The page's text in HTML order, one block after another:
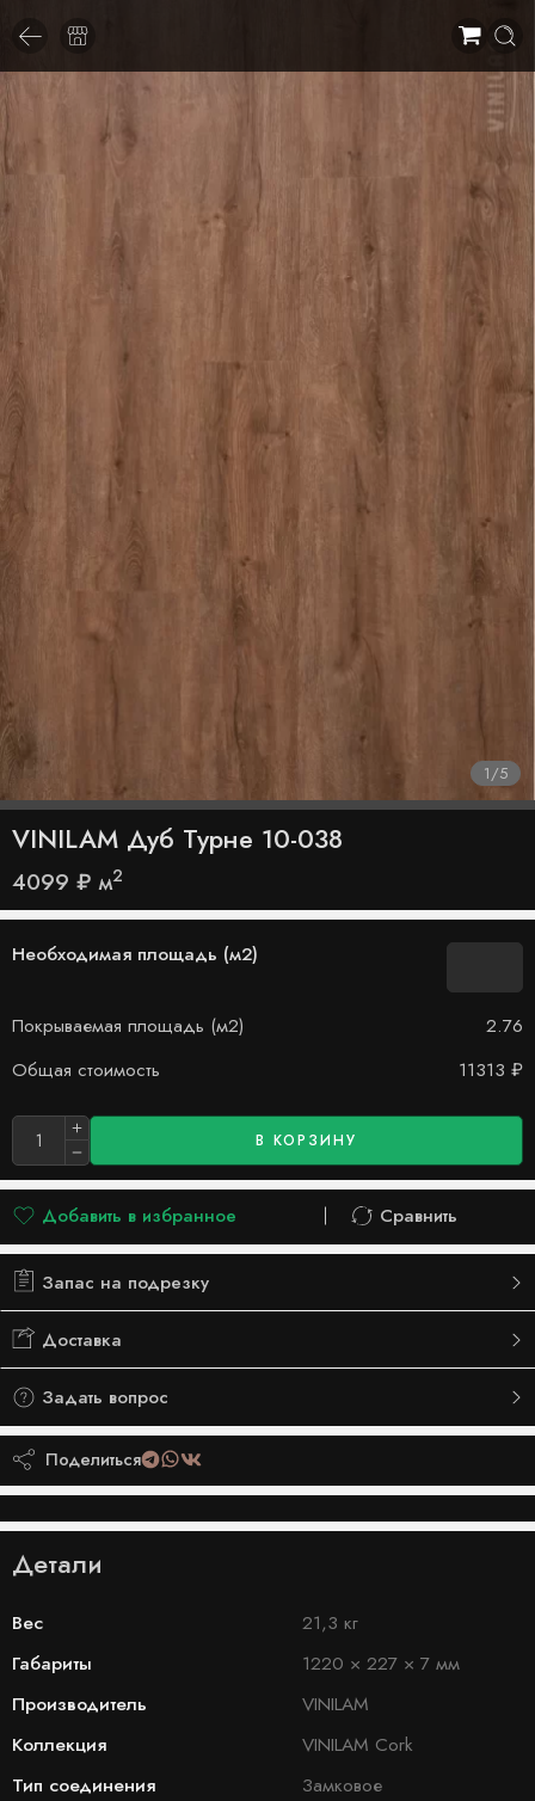
1/5
VINILAM Дуб Турне 10-038
4099 ₽ м2
Необходимая площадь (м2)
Покрываемая площадь (м2)
2.76
Общая стоимость
11313 ₽
В КОРЗИНУ
Добавить в избранное
Добавлено в список желаний
Сравнить
Сравнить
Запас на подрезку
Доставка
Задать вопрос
Поделиться
Детали
Вес
21,3 кг
Габариты
1220 × 227 × 7 мм
Производитель
VINILAM
Коллекция
VINILAM Cork
Тип соединения
Замковое